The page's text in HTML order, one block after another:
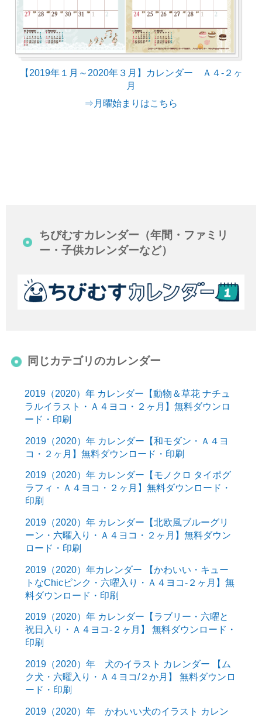
【2019年１月～2020年３月】カレンダー Ａ４-２ヶ
月
⇒月曜始まりはこちら
ちびむすカレンダー（年間・ファミリ
ー・子供カレンダーなど）
同じカテゴリのカレンダー
2019（2020）年 カレンダー【動物＆草花 ナチュ
ラルイラスト・Ａ４ヨコ・２ヶ月】無料ダウンロ
ード・印刷
2019（2020）年 カレンダー【和モダン・Ａ４ヨ
コ・２ヶ月】無料ダウンロード・印刷
2019（2020）年 カレンダー【モノクロ タイポグ
ラフィ・Ａ４ヨコ・２ヶ月】無料ダウンロード・
印刷
2019（2020）年 カレンダー【北欧風ブルーグリ
ーン・六曜入り・Ａ４ヨコ・２ヶ月】無料ダウン
ロード・印刷
2019（2020）年カレンダー 【かわいい・キュー
トなChicピンク・六曜入り・Ａ４ヨコ-２ヶ月】無
料ダウンロード・印刷
2019（2020）年 カレンダー【ラブリー・六曜と
祝日入り・Ａ４ヨコ-２ヶ月】 無料ダウンロード・
印刷
2019（2020）年 犬のイラスト カレンダー 【ム
ク犬・六曜入り・Ａ４ヨコ/２か月】 無料ダウンロ
ード・印刷
2019（2020）年 かわいい犬のイラスト カレン